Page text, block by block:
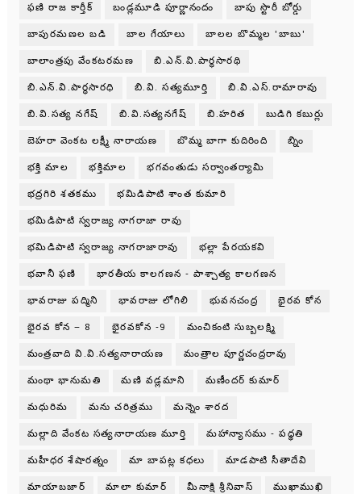
ఫణి రాజ కార్తీక్ బండ్లమూడి పూర్ణానందం బాపు స్టొరీ బోర్డు
బాపురమణల బడి బాల గేయాలు బాలల బొమ్మల 'బాబు'
బాలాంత్రపు వేంకటరమణ బి.ఎన్.వి.పార్థసారథి
బి.ఎన్.వి.పార్ధసారధి బి.వి. సత్యమూర్తి బి.వి.ఎస్.రామారావు
బి.వి.సత్య నగేష్ బి.వి.సత్యనగేష్ బి.హరిత బుడిగి కబుర్లు
బెహరా వెంకట లక్ష్మీ నారాయణ బొమ్మ బాగా కుదిరింది బ్నిం
భక్తి మాల భక్తిమాల భగవంతుడు సర్వాంతర్యామి
భద్రగిరి శతకము భమిడిపాటి శాంత కుమారి
భమిడిపాటి స్వరాజ్య నాగరాజా రావు
భమిడిపాటి స్వరాజ్య నాగరాజారావు భల్లా పేరయకవి
భవానీ ఫణి భారతీయ కాలగణన - పాశ్చాత్య కాలగణన
భావరాజు పద్మిని భావరాజు లోగిలి భువనచంద్ర భైరవ కోన
భైరవ కోన – 8 భైరవకోన -9 మంచికంటి సుబ్బలక్ష్మి
మంత్రవాది వి.వి.సత్యనారాయణ మంత్రాల పూర్ణచంద్రరావు
మంథా భానుమతి మణి వడ్లమాని మణీందర్ కుమార్
మధురిమ మను చరిత్రము మన్నెం శారద
మల్లాది వేంకట సత్యనారాయణ మూర్తి మహాన్యాసము - పధ్ధతి
మహీధర శేషారత్నం మా బాపట్ల కధలు మాడపాటి సీతాదేవి
మాయాబజార్ మాలా కుమార్ మీనాక్షి శ్రీనివాస్ ముఖాముఖి